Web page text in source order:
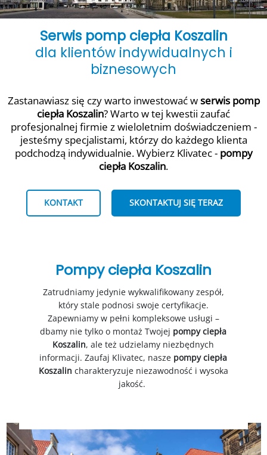
Serwis pomp ciepła Koszalin
dla klientów indywidualnych i
biznesowych
Zastanawiasz się czy warto inwestować wserwis pomp
ciepła Koszalin? Warto w tej kwestii zaufać
profesjonalnej firmie z wieloletnim doświadczeniem -
jesteśmy specjalistami, którzy do każdego klienta
podchodzą indywidualnie. Wybierz Klivatec - pompy
ciepła Koszalin.
KONTAKT SKONTAKTUJ SIĘ TERAZ
Pompy ciepła Koszalin
Zatrudniamy jedynie wykwalifikowany zespół,
który stale podnosi swoje certyfikacje.
Zapewniamy w pełni kompleksowe usługi –
dbamy nie tylko o montaż Twojej pompy ciepła
Koszalin, ale też udzielamy niezbędnych
informacji. Zaufaj Klivatec, nasze pompy ciepła
Koszalin charakteryzuje niezawodność i wysoka
jakość.